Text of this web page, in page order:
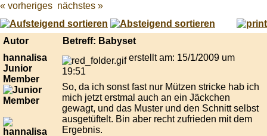
Best
online
live
casino
« vorheriges nächstes »
Autor
Betreff: Babyset
hannalisa
Junior
Member
erstellt am: 15/1/2009 um
19:51
So, da ich sonst fast nur Mützen stricke hab ich
mich jetzt erstmal auch an ein Jäckchen
gewagt, und das Muster und den Schnitt selbst
ausgetüftelt. Bin aber recht zufrieden mit dem
Ergebnis.